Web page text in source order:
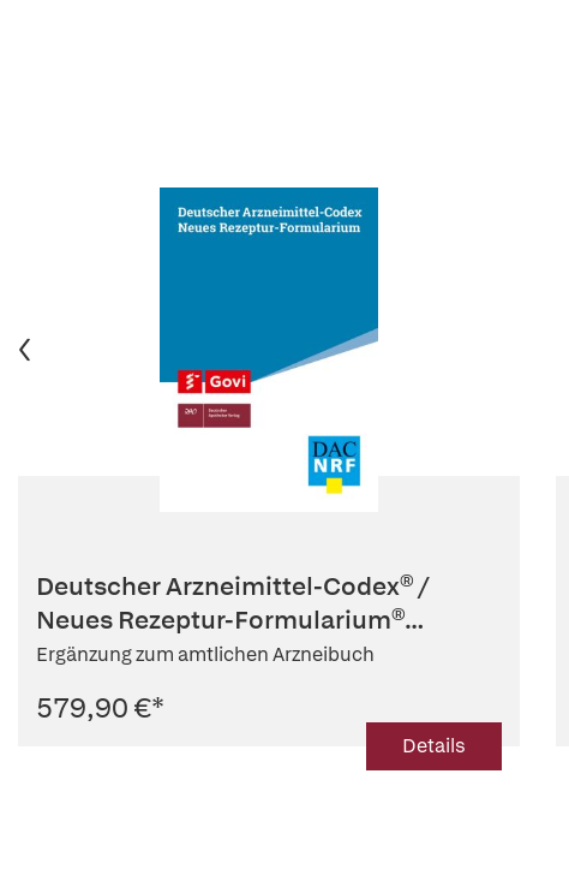
Deutscher Arzneimittel-Codex® /
Neues Rezeptur-Formularium®
(DAC/NR...
Ergänzung zum amtlichen Arzneibuch
579,90 €*
Details